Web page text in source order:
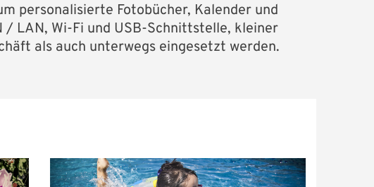
personalisierte Fotobücher, Kalender und
/ LAN, Wi-Fi und USB-Schnittstelle, kleiner
als auch unterwegs eingesetzt werden.